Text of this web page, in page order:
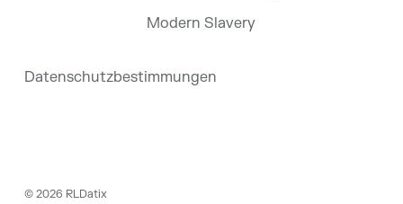
Modern Slavery
Datenschutzbestimmungen
©2026 RLDatix